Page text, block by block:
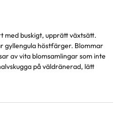
med buskigt, upprätt växtsätt.
gyllengula höstfärger. Blommar
av vita blomsamlingar som inte
på väldränerad, lätt